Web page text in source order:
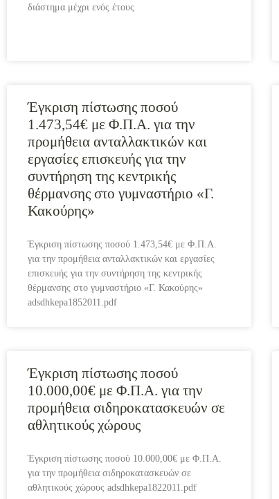
διάστημα μέχρι ενός έτους
Έγκριση πίστωσης ποσού
1.473,54€ με Φ.Π.Α. για την
προμήθεια ανταλλακτικών και
εργασίες επισκευής για την
συντήρηση της κεντρικής
θέρμανσης στο γυμναστήριο «Γ.
Κακούρης»
Έγκριση πίστωσης ποσού 1.473,54€ με Φ.Π.Α.
για την προμήθεια ανταλλακτικών και εργασίες
επισκευής για την συντήρηση της κεντρικής
θέρμανσης στο γυμναστήριο «Γ. Κακούρης»
adsdhkepa1852011.pdf
Έγκριση πίστωσης ποσού
10.000,00€ με Φ.Π.Α. για την
προμήθεια σιδηροκατασκευών σε
αθλητικούς χώρους
Έγκριση πίστωσης ποσού 10.000,00€ με Φ.Π.Α.
για την προμήθεια σιδηροκατασκευών σε
αθλητικούς χώρους adsdhkepa1822011.pdf